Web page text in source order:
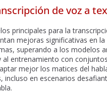
de voz a
principales para la
mejoras significativas en la
superando a los modelos
al entrenamiento con
mejor los matices del
incluso en escenarios